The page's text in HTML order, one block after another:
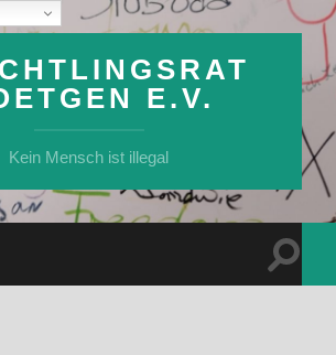
E.V.
Kein Mensch ist illegal